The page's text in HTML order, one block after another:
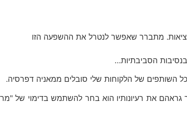
מתברר שאפשר לנטרל את ההשפעה הזו
הסביבתיות…
השותפים של הלקוחות שלי סובלים ממאניה דפרסיה.
את רעיונותיו הוא בחר להשתמש בדימוי של "מר